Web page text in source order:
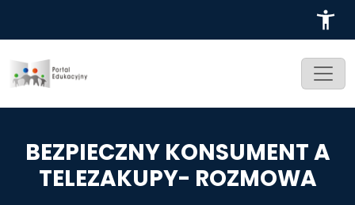
BEZPIECZNY KONSUMENT A
TELEZAKUPY- ROZMOWA